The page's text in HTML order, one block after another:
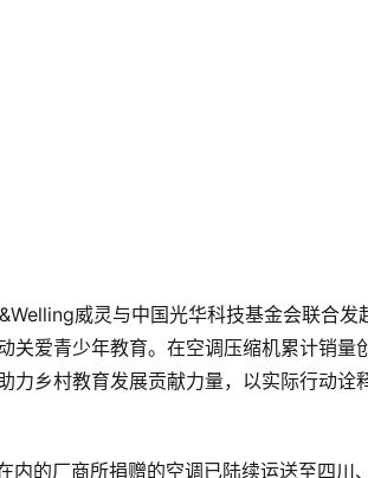
威灵与中国光华科技基金会联合发
关爱青少年教育。在空调压缩机累计销量
力乡村教育发展贡献力量，以实际行动诠
内的厂商所捐赠的空调已陆续运送至四川